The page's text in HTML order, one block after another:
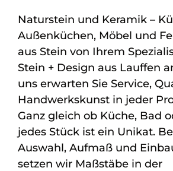
Naturstein und Keramik –
Außenküchen, Möbel und
aus Stein von Ihrem
Stein + Design aus Lauffen
uns erwarten Sie Service,
Handwerkskunst in jeder
Ganz gleich ob Küche, Bad
jedes Stück ist ein Unikat.
Auswahl, Aufmaß und
setzen wir Maßstäbe in der